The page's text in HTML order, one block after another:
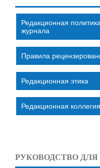
Редакционная политика
журнала
Правила
Редакционная этика
Редакционная коллегия
РУКОВОДСТВО ДЛЯ